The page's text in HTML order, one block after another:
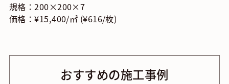
規格：200×200×7
価格：¥15,400/㎡ (¥616/枚)
おすすめの施工事例